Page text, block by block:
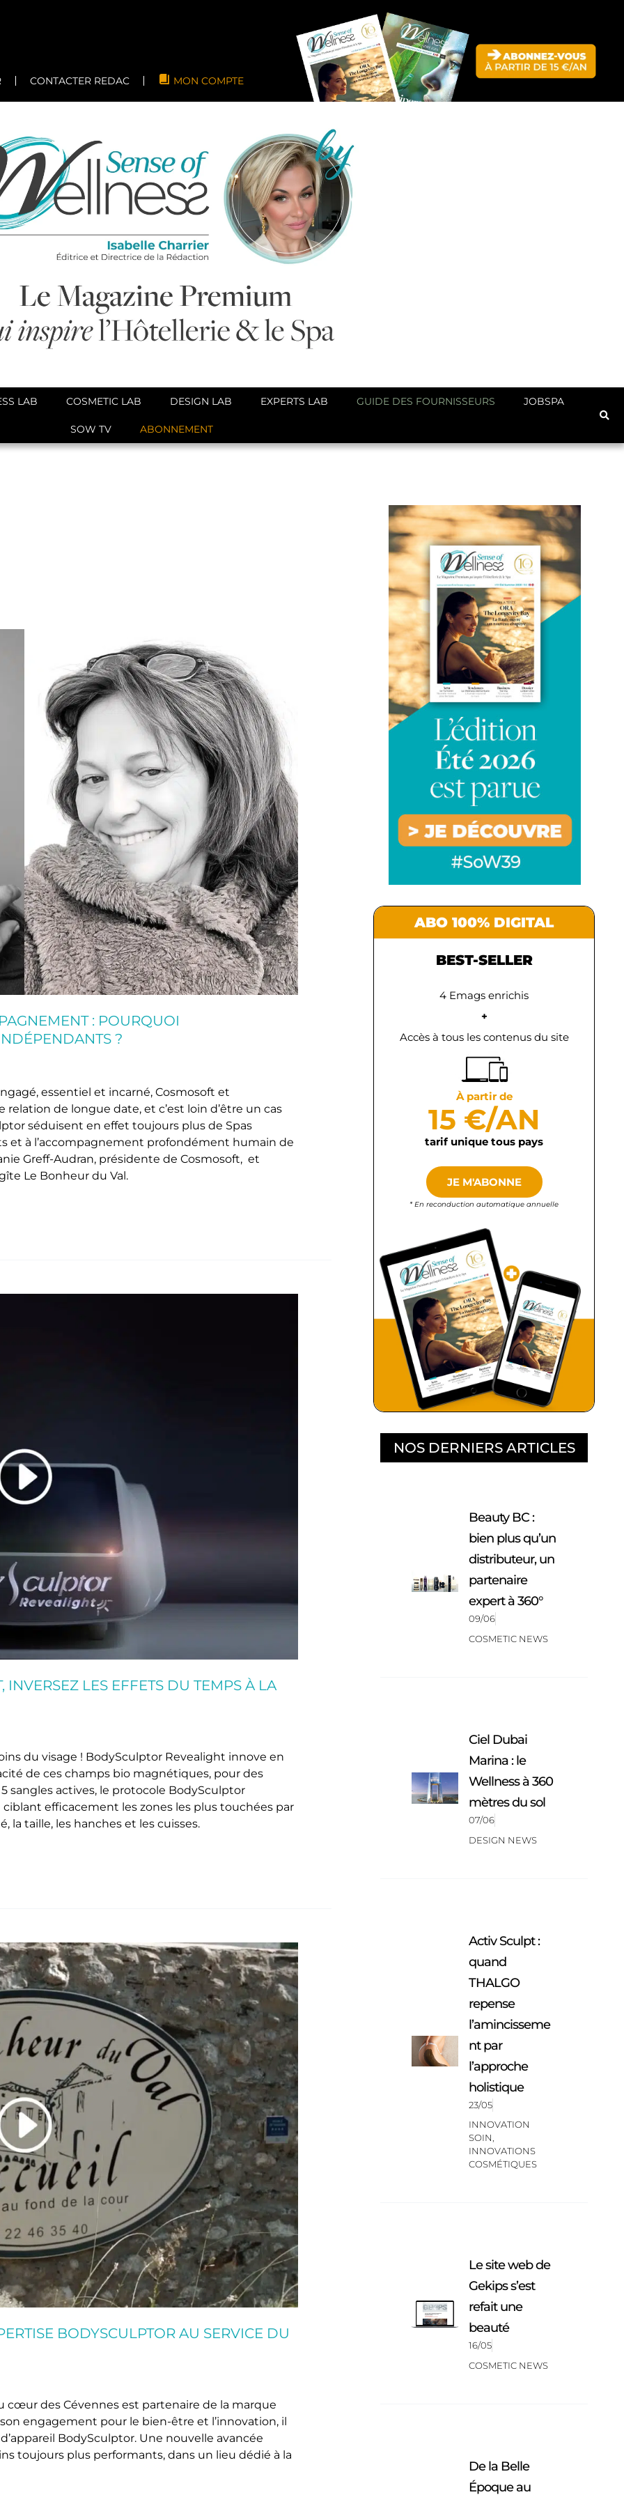
CONTACTER REDAC MON COMPTE
LAB COSMETIC LAB DESIGN LAB EXPERTS LAB GUIDE DES FOURNISSEURS JOBSPA
SOW TV ABONNEMENT
: POURQUOI
?
essentiel et incarné, Cosmosoft et
de longue date, et c’est loin d’être un cas
séduisent en effet toujours plus de Spas
et à l’accompagnement profondément humain de
Greff-Audran, présidente de Cosmosoft, et
Le Bonheur du Val.
LES EFFETS DU TEMPS À LA
du visage ! BodySculptor Revealight innove en
de ces champs bio magnétiques, pour des
sangles actives, le protocole BodySculptor
efficacement les zones les plus touchées par
la taille, les hanches et les cuisses.
BODYSCULPTOR AU SERVICE DU
cœur des Cévennes est partenaire de la marque
engagement pour le bien-être et l’innovation, il
BodySculptor. Une nouvelle avancée
toujours plus performants, dans un lieu dédié à la
ABO 100% DIGITAL
BEST-SELLER
4 Emags enrichis
+
Accès à tous les contenus du site
À partir de
15 €/AN
tarif unique tous pays
JE M'ABONNE
* En reconduction automatique annuelle
NOS DERNIERS ARTICLES
Beauty BC :
bien plus qu’un
distributeur, un
partenaire
expert à 360°
09/06
COSMETIC NEWS
Ciel Dubai
Marina : le
Wellness à 360
mètres du sol
07/06
DESIGN NEWS
Activ Sculpt :
quand
THALGO
repense
l’amincisseme
nt par
l’approche
holistique
23/05
INNOVATION
SOIN,
INNOVATIONS
COSMÉTIQUES
Le site web de
Gekips s’est
refait une
beauté
16/05
COSMETIC NEWS
De la Belle
Époque au